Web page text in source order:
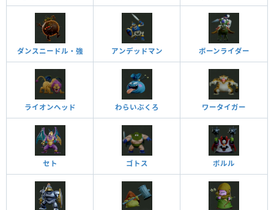
ダンスニードル・強 アンデッドマン ボーンライダー
ライオンヘッド わらいぶくろ ワータイガー
セト ゴトス ポルル